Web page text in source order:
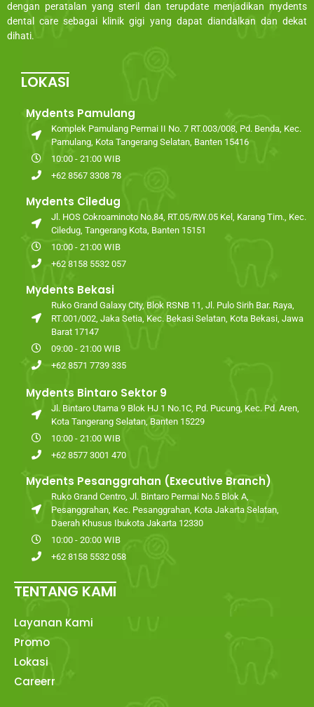
dengan peratalan yang steril dan terupdate menjadikan mydents
dental care sebagai klinik gigi yang dapat diandalkan dan dekat
dihati.
LOKASI
Mydents Pamulang
Komplek Pamulang Permai II No. 7 RT.003/008, Pd. Benda, Kec.
Pamulang, Kota Tangerang Selatan, Banten 15416
10:00 - 21:00 WIB
+62 8567 3308 78
Mydents Ciledug
Jl. HOS Cokroaminoto No.84, RT.05/RW.05 Kel, Karang Tim., Kec.
Ciledug, Tangerang Kota, Banten 15151
10:00 - 21:00 WIB
+62 8158 5532 057
Mydents Bekasi
Ruko Grand Galaxy City, Blok RSNB 11, Jl. Pulo Sirih Bar. Raya,
RT.001/002, Jaka Setia, Kec. Bekasi Selatan, Kota Bekasi, Jawa
Barat 17147
09:00 - 21:00 WIB
+62 8571 7739 335
Mydents Bintaro Sektor 9
Jl. Bintaro Utama 9 Blok HJ 1 No.1C, Pd. Pucung, Kec. Pd. Aren,
Kota Tangerang Selatan, Banten 15229
10:00 - 21:00 WIB
+62 8577 3001 470
Mydents Pesanggrahan (Executive Branch)
Ruko Grand Centro, Jl. Bintaro Permai No.5 Blok A,
Pesanggrahan, Kec. Pesanggrahan, Kota Jakarta Selatan,
Daerah Khusus Ibukota Jakarta 12330
10:00 - 20:00 WIB
+62 8158 5532 058
TENTANG KAMI
Layanan Kami
Promo
Lokasi
Careerr